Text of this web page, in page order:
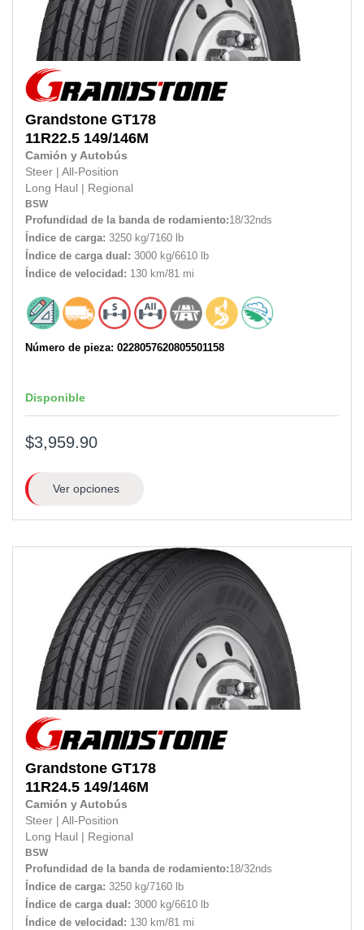
Grandstone GT178
11R22.5 149/146M
Camión y Autobús
Steer
All-Position
Long Haul
Regional
BSW
Profundidad de la banda de rodamiento:18/32nds
Índice de carga: 3250 kg/7160 lb
Índice de carga dual: 3000 kg/6610 lb
Índice de velocidad: 130 km/81 mi
Número de pieza: 0228057620805501158
Disponible
$3,959.90
Ver opciones
Grandstone GT178
11R24.5 149/146M
Camión y Autobús
Steer
All-Position
Long Haul
Regional
BSW
Profundidad de la banda de rodamiento:18/32nds
Índice de carga: 3250 kg/7160 lb
Índice de carga dual: 3000 kg/6610 lb
Índice de velocidad: 130 km/81 mi